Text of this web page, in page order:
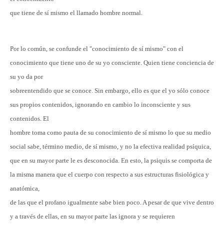
que tiene de sí mismo el llamado hombre normal.
Por lo común, se confunde el "conocimiento de sí mismo" con el
conocimiento que tiene uno de su yo consciente. Quien tiene conciencia de
su yo da por
sobreentendido que se conoce. Sin embargo, ello es que el yo sólo conoce
sus propios contenidos, ignorando en cambio lo inconsciente y sus
contenidos. El
hombre toma como pauta de su conocimiento de sí mismo lo que su medio
social sabe, término medio, de sí mismo, y no la efectiva realidad psíquica,
que en su mayor parte le es desconocida. En esto, la psiquis se comporta de
la misma manera que el cuerpo con respecto a sus estructuras fisiológica y
anatómica,
de las que el profano igualmente sabe bien poco. A pesar de que vive dentro
y a través de ellas, en su mayor parte las ignora y se requieren